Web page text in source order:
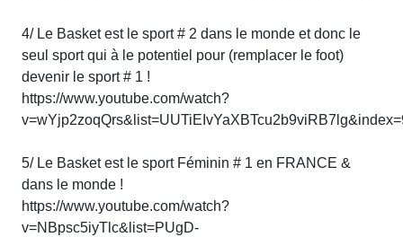
4/ Le Basket est le sport # 2 dans le monde et donc le
seul sport qui à le potentiel pour (remplacer le foot)
devenir le sport # 1 !
https://www.youtube.com/watch?
5/ Le Basket est le sport Féminin # 1 en FRANCE &
dans le monde !
https://www.youtube.com/watch?
v=NBpsc5iyTlc&list=PUgD-